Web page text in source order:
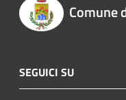
Comune
SEGUICI SU